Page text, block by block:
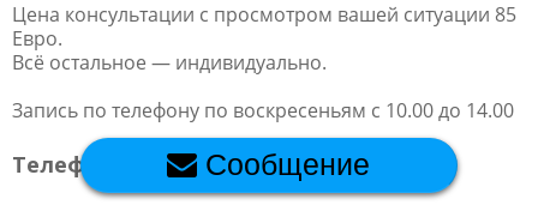
Цена консультации с просмотром вашей ситуации 85
Евро.
Всё остальное — индивидуально.
Запись по телефону по воскресеньям с 10.00 до 14.00
Телефон: +4915792546638
Сообщение